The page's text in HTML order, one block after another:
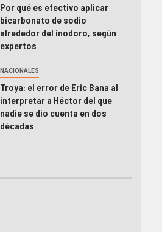
Por qué es efectivo aplicar
bicarbonato de sodio
alrededor del inodoro, según
expertos
NACIONALES
Troya: el error de Eric Bana al
interpretar a Héctor del que
nadie se dio cuenta en dos
décadas